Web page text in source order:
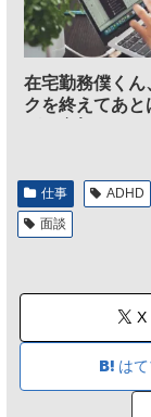
在宅勤務僕くん
クを終えてあと
仕事 ADHD
面談
X
は